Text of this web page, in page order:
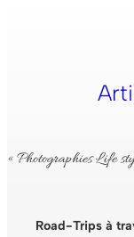
« Photographies Life
Road-Trips à